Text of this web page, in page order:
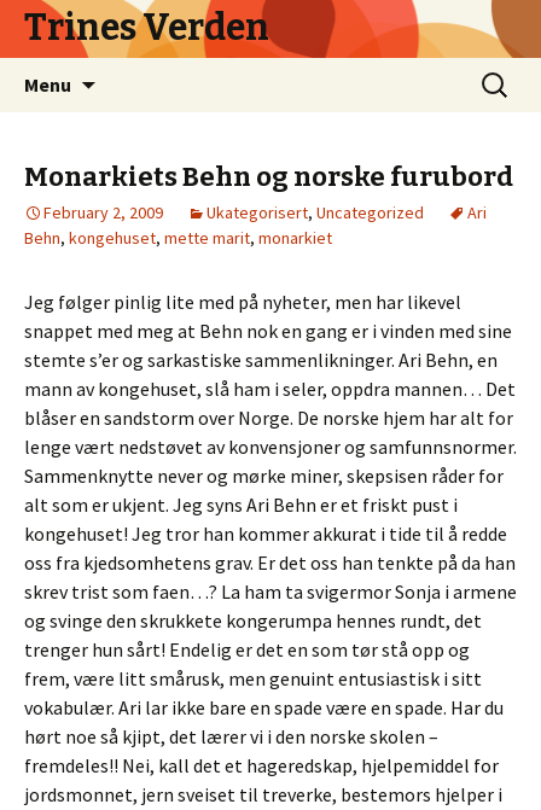
Trines Verden
Menu
Search
for:
Monarkiets Behn og norske furubord
February 2, 2009 Ukategorisert, Uncategorized
Ari
Behn, kongehuset, mette marit, monarkiet
Jeg følger pinlig lite med på nyheter, men har likevel
snappet med meg at Behn nok en gang er i vinden med sine
stemte s’er og sarkastiske sammenlikninger. Ari Behn, en
mann av kongehuset, slå ham i seler, oppdra mannen… Det
blåser en sandstorm over Norge. De norske hjem har alt for
lenge vært nedstøvet av konvensjoner og samfunnsnormer.
Sammenknytte never og mørke miner, skepsisen råder for
alt som er ukjent. Jeg syns Ari Behn er et friskt pust i
kongehuset! Jeg tror han kommer akkurat i tide til å redde
oss fra kjedsomhetens grav. Er det oss han tenkte på da han
skrev trist som faen…? La ham ta svigermor Sonja i armene
og svinge den skrukkete kongerumpa hennes rundt, det
trenger hun sårt! Endelig er det en som tør stå opp og
frem, være litt smårusk, men genuint entusiastisk i sitt
vokabulær. Ari lar ikke bare en spade være en spade. Har du
hørt noe så kjipt, det lærer vi i den norske skolen –
fremdeles!! Nei, kall det et hageredskap, hjelpemiddel for
jordsmonnet, jern sveiset til treverke, bestemors hjelper i